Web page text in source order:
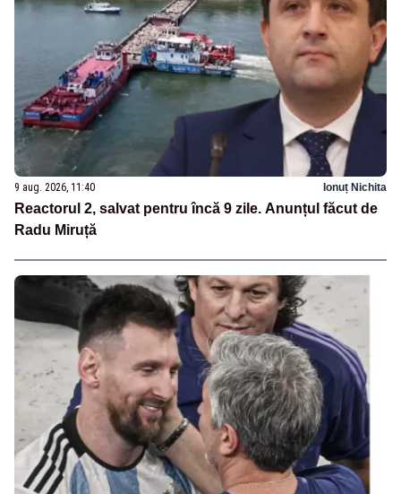
9 aug. 2026, 11:40 Ionuț Nichita
Reactorul 2, salvat pentru încă 9 zile. Anunțul făcut de
Radu Miruță